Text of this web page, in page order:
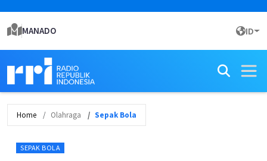
MANADO ID
Home Olahraga Sepak Bola
SEPAK BOLA